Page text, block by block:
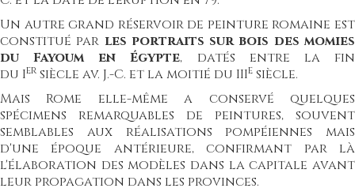
Un autre grand réservoir de peinture romaine est
constitué par les portraits sur bois desmomies
du Fayoum enÉgypte, datés entre la fin
du Ier siècle av. J.-C. et la moitié du IIIe siècle.
Mais Rome elle-même a conservé quelques
spécimens remarquables de peintures, souvent
semblables aux réalisations pompéiennes mais
d'une époque antérieure, confirmant par là
l'élaboration des modèles dans lacapitale avant
leur propagation dans les provinces.